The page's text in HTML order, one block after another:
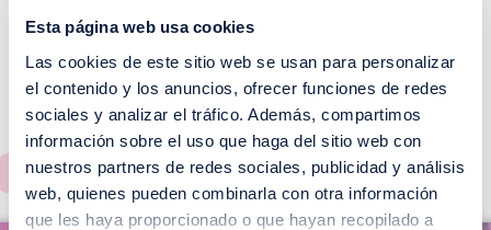
Esta página web usa cookies
Las cookies de este sitio web se usan para personalizar
el contenido y los anuncios, ofrecer funciones de redes
sociales y analizar el tráfico. Además, compartimos
información sobre el uso que haga del sitio web con
nuestros partners de redes sociales, publicidad y análisis
web, quienes pueden combinarla con otra información
que les haya proporcionado o que hayan recopilado a
¡No te pierdas nuestros
EVENTOS!
Ver todos >